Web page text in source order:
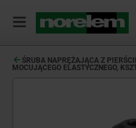
ŚRUBA NAPRĘŻAJĄCA Z
MOCUJĄCEGO ELASTYCZNEGO,